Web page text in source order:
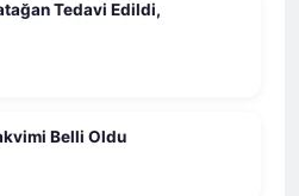
Tedavi Edildi,
Belli Oldu